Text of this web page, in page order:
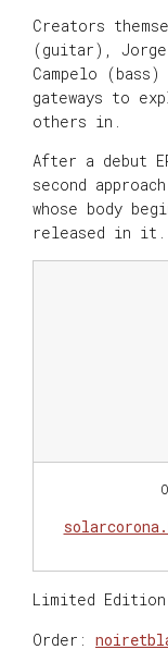
Creators
(guitar), Jorge
Campelo
gateways to
others in.
After a debut
second
whose body
released in it.
Limited
Order: